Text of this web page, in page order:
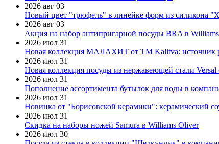
2026 авг 03
Новый цвет "трюфель" в линейке форм из силикона
2026 авг 03
Акция на набор антипригарной посуды BRA в
2026 июл 31
Новая коллекция МАЛАХИТ от ТМ Kalitva: источник
2026 июл 31
Новая коллекция посуды из нержавеющей стали Versal
2026 июл 31
Пополнение ассортимента бутылок для воды в
2026 июл 31
Новинка от "Борисовской керамики": керамический
2026 июл 31
Скидка на наборы ножей Samura в Williams Oliver
2026 июл 30